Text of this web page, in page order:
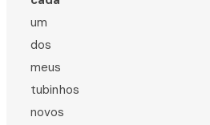
um
dos
meus
tubinhos
novos